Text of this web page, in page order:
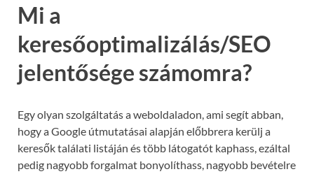
Mi a
keresőoptimalizálás/SEO
jelentősége számomra?
Egy olyan szolgáltatás a weboldaladon, ami segít abban,
hogy a Google útmutatásai alapján előbbrera kerülj a
keresők találati listáján és több látogatót kaphass, ezáltal
pedig nagyobb forgalmat bonyolíthass, nagyobb bevételre